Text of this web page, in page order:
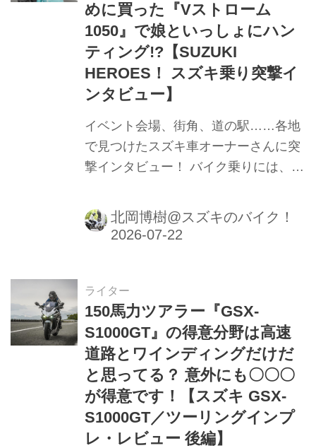
めに買った『Vストローム
1050』で娘といっしょにハン
ティング!?【SUZUKI
HEROES！ スズキ乗り突撃イ
ンタビュー】
イベント会場、街角、道の駅……各地
で見つけたスズキ車オーナーさんに突
撃インタビュー！ バイク乗りには、バ
北岡博樹@スズキのバイク！
ライター
150馬力ツアラー『GSX-
S1000GT』の得意分野は高速
道路とワインディングだけだ
と思ってる？ 意外にも〇〇〇
が得意です！【スズキ GSX-
S1000GT／ツーリングインプ
レ・レビュー 後編】